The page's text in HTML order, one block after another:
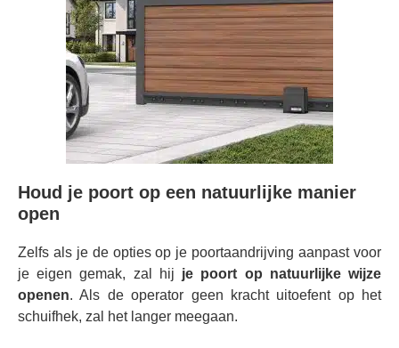
Houd je poort op een natuurlijke manier
open
Zelfs als je de opties op je poortaandrijving aanpast voor
je eigen gemak, zal hij je poort op natuurlijke wijze
openen. Als de operator geen kracht uitoefent op het
schuifhek, zal het langer meegaan.